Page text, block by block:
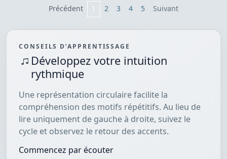
Précédent
1 2 3 4 5 Suivant
CONSEILS D’APPRENTISSAGE
Développez votre intuition
rythmique
Une représentation circulaire facilite la
compréhension des motifs répétitifs. Au lieu de
lire uniquement de gauche à droite, suivez le
cycle et observez le retour des accents.
Commencez par écouter